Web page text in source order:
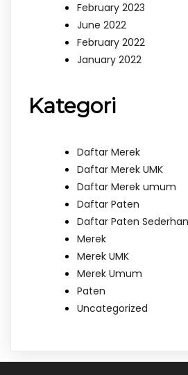
February 2023
June 2022
February 2022
January 2022
Kategori
Daftar Merek
Daftar Merek UMK
Daftar Merek umum
Daftar Paten
Daftar Paten
Merek
Merek UMK
Merek Umum
Paten
Uncategorized